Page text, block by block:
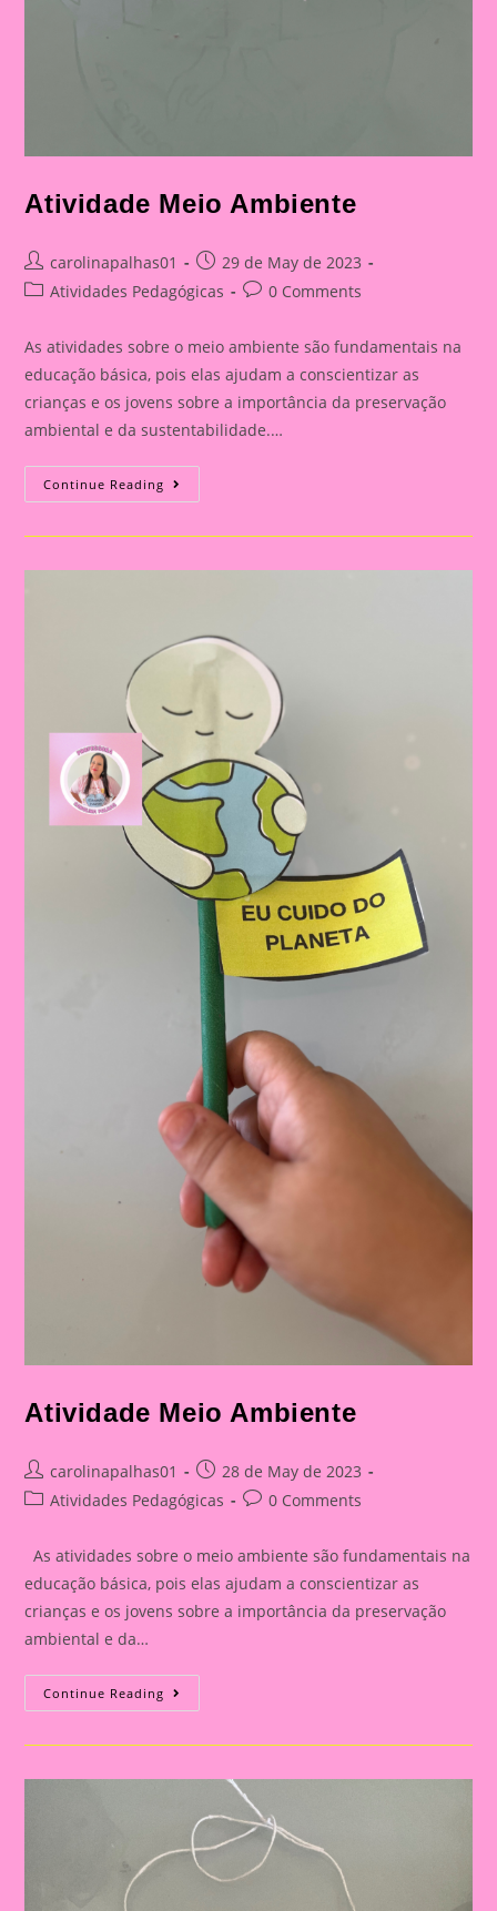
Atividade Meio Ambiente
Post
author:
carolinapalhas01
Post
published:
29 de May de 2023
PostAtividades Pedagógicas
Post0 Comments
As atividades sobre o meio ambiente são fundamentais na
educação básica, pois elas ajudam a conscientizar as
crianças e os jovens sobre a importância da preservação
ambiental e da sustentabilidade.…
Continue Reading Atividade
Meio
Atividade Meio Ambiente
Post
author:
carolinapalhas01
Post
published:
28 de May de 2023
PostAtividades Pedagógicas
Post0 Comments
As atividades sobre o meio ambiente são fundamentais na
educação básica, pois elas ajudam a conscientizar as
crianças e os jovens sobre a importância da preservação
ambiental e da…
Continue Reading Atividade
Meio